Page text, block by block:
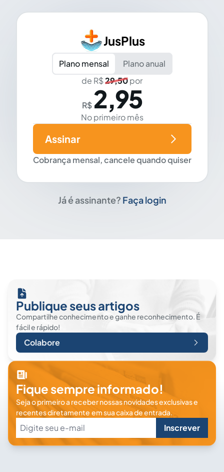
JusPlus
Plano mensal
Plano anual
de R$29,50por
R$ 2,95
No primeiro mês
Cobrança mensal, cancele quando quiser
Assinar
Já é assinante? Faça login
Publique seus artigos
Compartilhe conhecimento e ganhe reconhecimento. É
fácil e rápido!
Colabore
Fique sempre informado!
Seja o primeiro a receber nossas novidades exclusivas e
recentes diretamente em sua caixa de entrada.
Inscrever